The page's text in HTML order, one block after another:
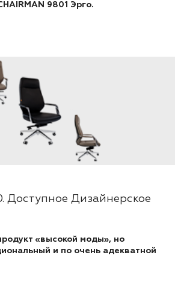
9801 Эрго.
Доступное Дизайнерское
«высокой моды», но
и по очень адекватной